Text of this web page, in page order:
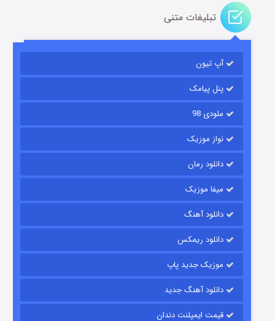
قسمت
تبلیغات متنی
آپ تیون
پنل پیامک
ملودی 98
نواز موزیک
دانلود رمان
میفا موزیک
دانلود آهنگ
دانلود ریمکس
موزیک جدید پاپ
دانلود آهنگ جدید
قیمت ایمپلنت دندان